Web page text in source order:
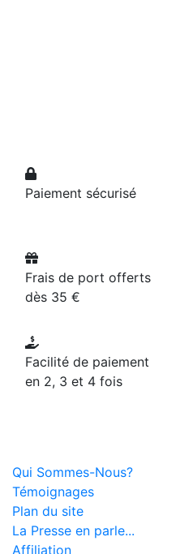
Paiement sécurisé
Frais de port offerts
dès 35 €
Facilité de paiement
en 2, 3 et 4 fois
Qui Sommes-Nous?
Témoignages
Plan du site
La Presse en parle...
Affiliation